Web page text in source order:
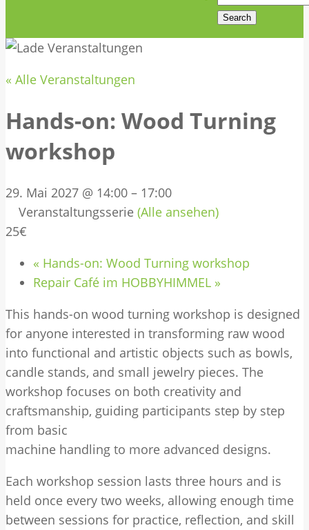
« Alle Veranstaltungen
Hands-on: Wood Turning
workshop
29. Mai 2027 @ 14:00 – 17:00
Veranstaltungsserie (Alle ansehen)
25€
« Hands-on: Wood Turning workshop
Repair Café im HOBBYHIMMEL »
This hands-on wood turning workshop is designed
for anyone interested in transforming raw wood
into functional and artistic objects such as bowls,
candle stands, and small jewelry pieces. The
workshop focuses on both creativity and
craftsmanship, guiding participants step by step
from basic
machine handling to more advanced designs.
Each workshop session lasts three hours and is
held once every two weeks, allowing enough time
between sessions for practice, reflection, and skill